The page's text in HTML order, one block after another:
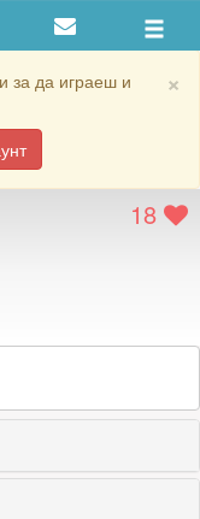
×
за да играеш и
18